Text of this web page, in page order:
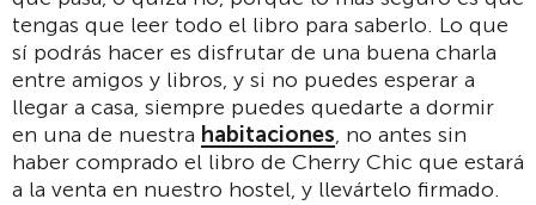
tengas que leer todo el libro para saberlo. Lo que
sí podrás hacer es disfrutar de una buena charla
entre amigos y libros, y si no puedes esperar a
llegar a casa, siempre puedes quedarte a dormir
en una de nuestra habitaciones, no antes sin
haber comprado el libro de Cherry Chic que estará
a la venta en nuestro hostel, y llevártelo firmado.